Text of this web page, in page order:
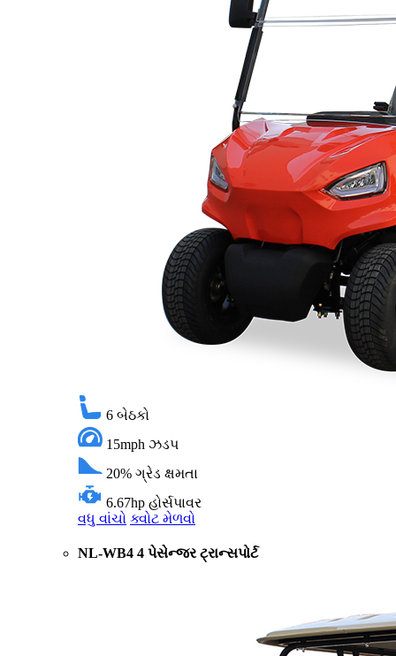
6 બેઠકો
15mph ઝડપ
20% ગ્રેડ ક્ષમતા
6.67hp હોર્સપાવર
વધુ વાંચો ક્વોટ મેળવો
NL-WB4 4 પેસેન્જર ટ્રાન્સપોર્ટ